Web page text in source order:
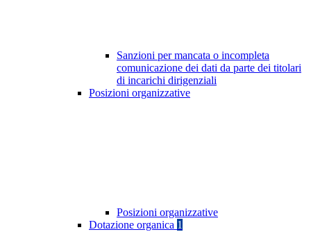
Sanzioni per mancata o incompleta
comunicazione dei dati da parte dei titolari
di incarichi dirigenziali
Posizioni organizzative
Posizioni organizzative
Dotazione organica 1